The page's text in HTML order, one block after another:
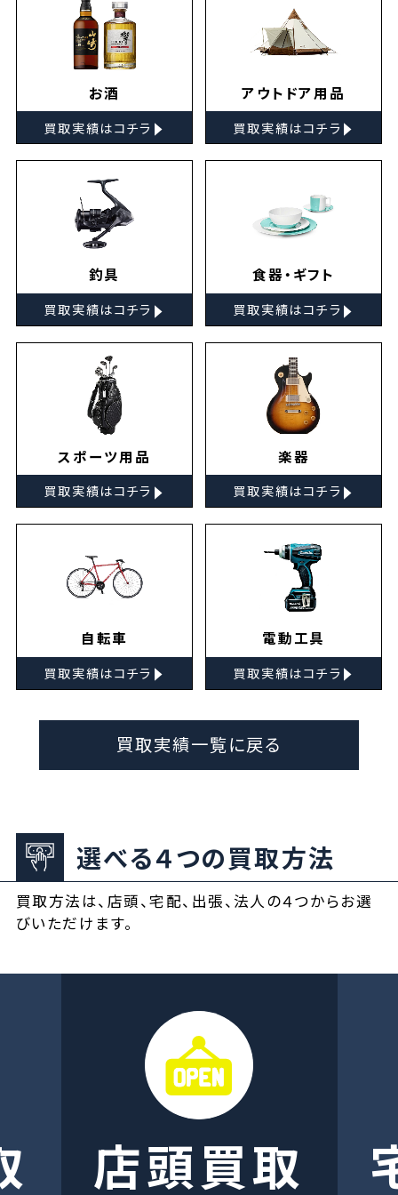
お酒
買取実績はコチラ ▸
アウトドア用品
買取実績はコチラ ▸
釣具
買取実績はコチラ ▸
食器・ギフト
買取実績はコチラ ▸
スポーツ用品
買取実績はコチラ ▸
楽器
買取実績はコチラ ▸
自転車
買取実績はコチラ ▸
電動工具
買取実績はコチラ ▸
買取実績一覧に戻る
選べる４つの買取方法
買取方法は、店頭、宅配、出張、法人の４つからお選
びいただけます。
店頭買取